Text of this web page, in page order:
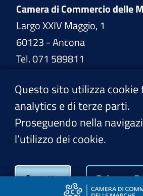
Camera di Commercio delle
Largo XXIV Maggio, 1
60123 - Ancona
Tel. 071 589811
www.marche.camcom.it
PEC:
Questo sito utilizza cookie
analytics e di terze parti.
Proseguendo nella
l’utilizzo dei cookie.
Accetto Privacy